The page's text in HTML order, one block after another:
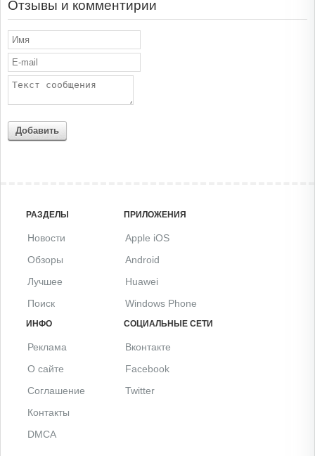
Отзывы и комментирии
Добавить
РАЗДЕЛЫ
Новости
Обзоры
Лучшее
Поиск
ПРИЛОЖЕНИЯ
Apple iOS
Android
Huawei
Windows Phone
ИНФО
Реклама
О сайте
Соглашение
Контакты
DMCA
СОЦИАЛЬНЫЕ СЕТИ
Вконтакте
Facebook
Twitter